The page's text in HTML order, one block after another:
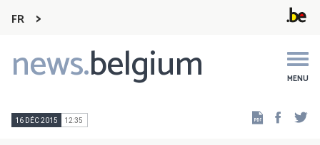
FR
news.belgium MENU
Main
navigation
16 DÉC 2015 12:35